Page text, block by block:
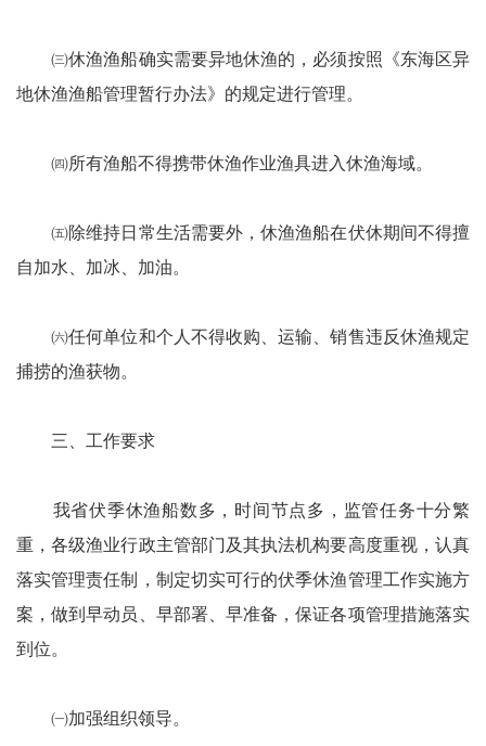
㈢休渔渔船确实需要异地休渔的，必须按照《东海区异
地休渔渔船管理暂行办法》的规定进行管理。
㈣所有渔船不得携带休渔作业渔具进入休渔海域。
㈤除维持日常生活需要外，休渔渔船在伏休期间不得擅
自加水、加冰、加油。
㈥任何单位和个人不得收购、运输、销售违反休渔规定
捕捞的渔获物。
三、工作要求
我省伏季休渔船数多，时间节点多，监管任务十分繁
重，各级渔业行政主管部门及其执法机构要高度重视，认真
落实管理责任制，制定切实可行的伏季休渔管理工作实施方
案，做到早动员、早部署、早准备，保证各项管理措施落实
到位。
㈠加强组织领导。